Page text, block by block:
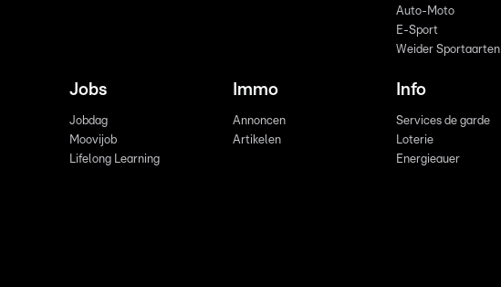
Auto-Moto
E-Sport
Weider Sportaarten
Jobs
Jobdag
Moovijob
Lifelong Learning
Immo
Annoncen
Artikelen
Info
Services de garde
Loterie
Energieauer